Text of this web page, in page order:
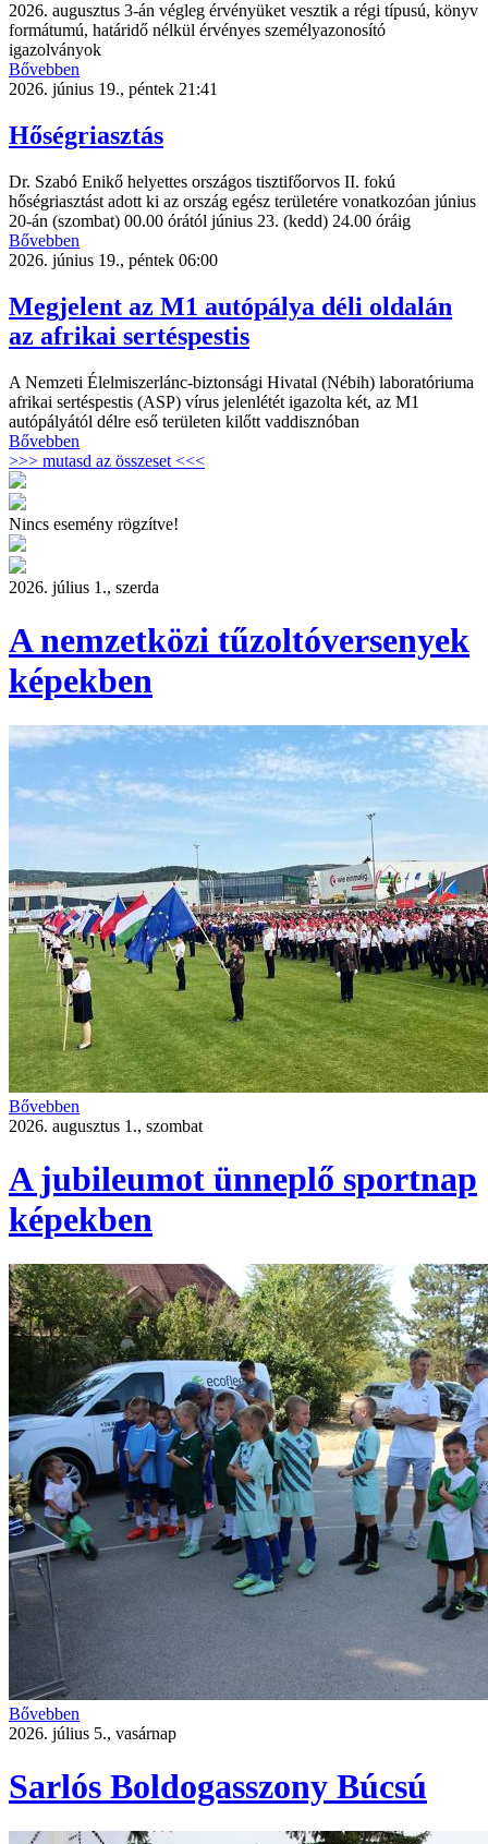
2026. augusztus 3-án végleg érvényüket vesztik a régi típusú, könyv
formátumú, határidő nélkül érvényes személyazonosító
igazolványok
Bővebben
2026. június 19., péntek 21:41
Hőségriasztás
Dr. Szabó Enikő helyettes országos tisztifőorvos II. fokú
hőségriasztást adott ki az ország egész területére vonatkozóan június
20-án (szombat) 00.00 órától június 23. (kedd) 24.00 óráig
Bővebben
2026. június 19., péntek 06:00
Megjelent az M1 autópálya déli oldalán
az afrikai sertéspestis
A Nemzeti Élelmiszerlánc-biztonsági Hivatal (Nébih) laboratóriuma
afrikai sertéspestis (ASP) vírus jelenlétét igazolta két, az M1
autópályától délre eső területen kilőtt vaddisznóban
Bővebben
>>> mutasd az összeset <<<
Nincs esemény rögzítve!
2026. július 1., szerda
A nemzetközi tűzoltóversenyek
képekben
Bővebben
2026. augusztus 1., szombat
A jubileumot ünneplő sportnap
képekben
Bővebben
2026. július 5., vasárnap
Sarlós Boldogasszony Búcsú